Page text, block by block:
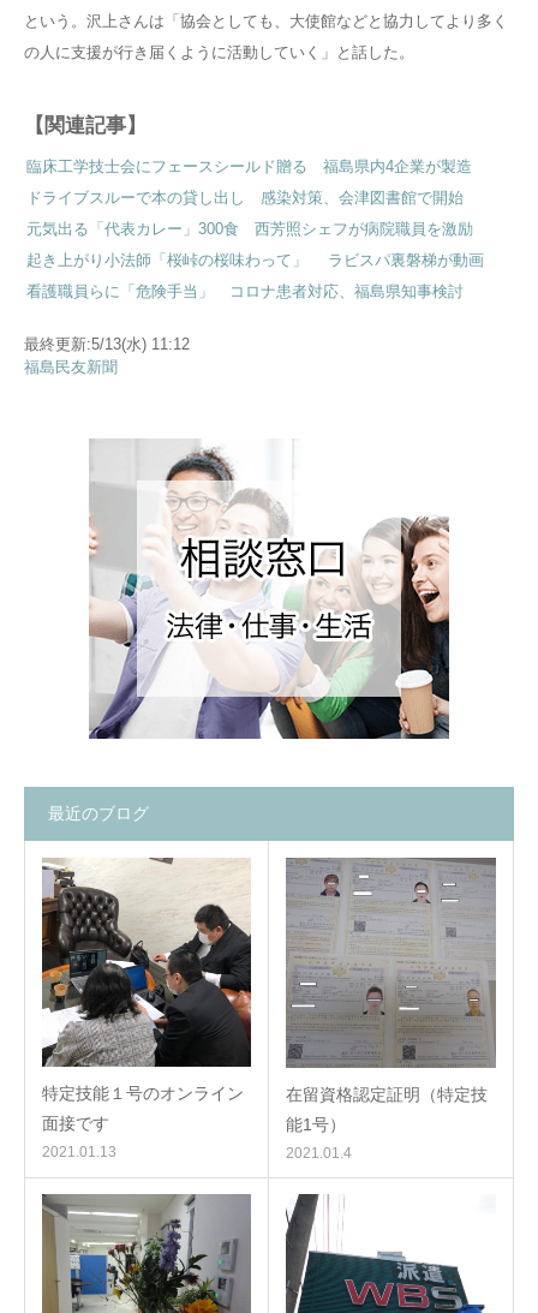
という。沢上さんは「協会としても、大使館などと協力してより多く
の人に支援が行き届くように活動していく」と話した。
【関連記事】
臨床工学技士会にフェースシールド贈る 福島県内4企業が製造
ドライブスルーで本の貸し出し 感染対策、会津図書館で開始
元気出る「代表カレー」300食 西芳照シェフが病院職員を激励
起き上がり小法師「桜峠の桜味わって」 ラビスパ裏磐梯が動画
看護職員らに「危険手当」 コロナ患者対応、福島県知事検討
最終更新:5/13(水) 11:12
福島民友新聞
最近のブログ
特定技能１号のオンライン
面接です
2021.01.13
在留資格認定証明（特定技
能1号）
2021.01.4